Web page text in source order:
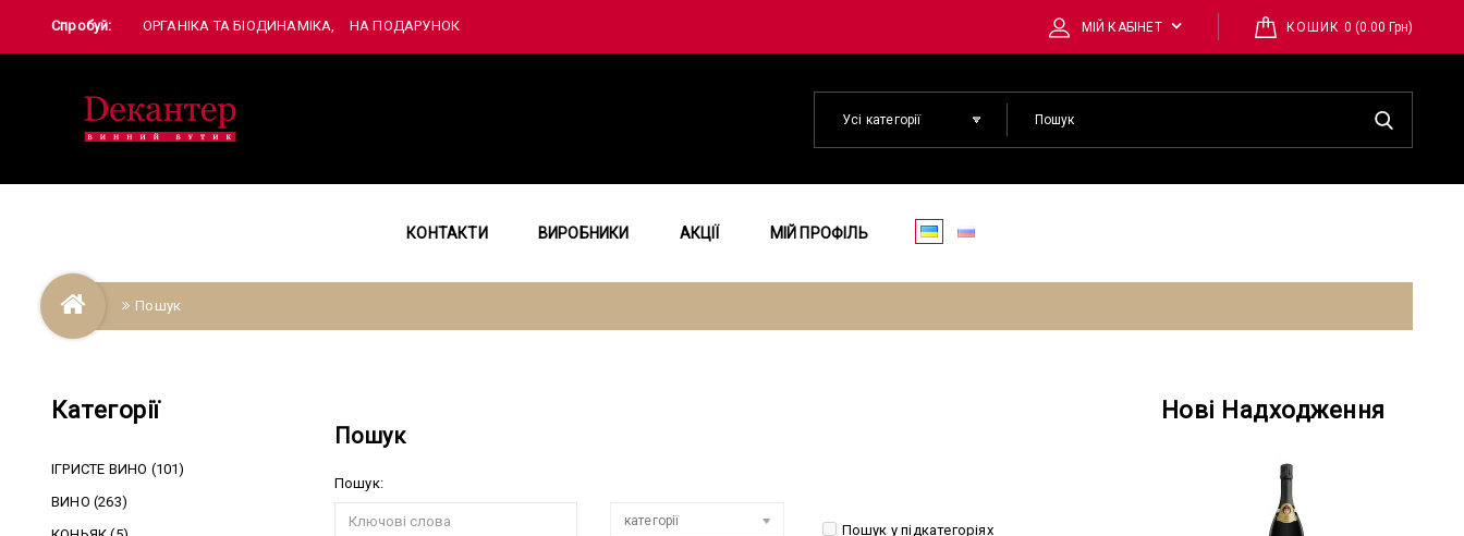
Спробуй: ОРГАНІКА ТА БІОДИНАМІКА НА ПОДАРУНОК КОШИК 0 (0.00 Грн)
МІЙ КАБІНЕТ
Усі категорії
КОНТАКТИ ВИРОБНИКИ АКЦІЇ МІЙ ПРОФІЛЬ
Пошук
Категорії
ІГРИСТЕ ВИНО (101)
ВИНО (263)
Пошук
Пошук:
категорії
Пошук у підкатегоріях
Нові Надходження